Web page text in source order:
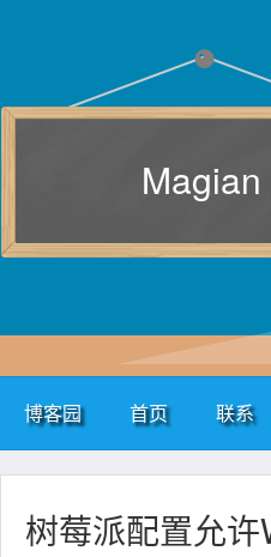
Magian
博客园 首页 联系
树莓派配置允